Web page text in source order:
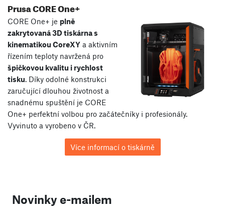
Prusa CORE One+
CORE One+ je plně
zakrytovaná 3D tiskárna s
kinematikou CoreXY a aktivním
řízením teploty navržená pro
špičkovou kvalitu i rychlost
tisku. Díky odolné konstrukci
zaručující dlouhou životnost a
snadnému spuštění je CORE
One+ perfektní volbou pro začátečníky i profesionály.
Vyvinuto a vyrobeno v ČR.
Více informací o tiskárně
Novinky e-mailem